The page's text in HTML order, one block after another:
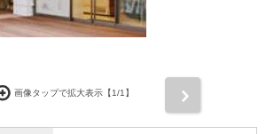
画像タップで拡大表示【1/1】